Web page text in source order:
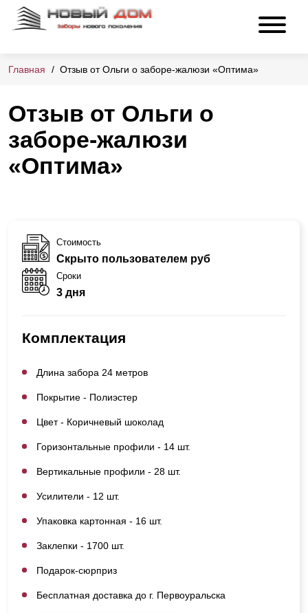
Главная Отзыв от Ольги о заборе-жалюзи «Оптима»
Отзыв от Ольги о
заборе-жалюзи
«Оптима»
Стоимость
Скрыто пользователем руб
Сроки
3 дня
Комплектация
Длина забора 24 метров
Покрытие - Полиэстер
Цвет - Коричневый шоколад
Горизонтальные профили - 14 шт.
Вертикальные профили - 28 шт.
Усилители - 12 шт.
Упаковка картонная - 16 шт.
Заклепки - 1700 шт.
Подарок-сюрприз
Бесплатная доставка до г. Первоуральска